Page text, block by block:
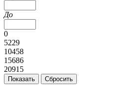
До
0
5229
10458
15686
20915